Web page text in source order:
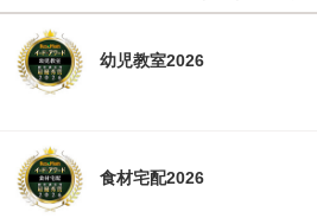
幼児教室2026
食材宅配2026